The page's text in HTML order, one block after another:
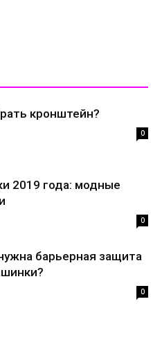
кронштейн?
0
2019 года: модные
0
барьерная защита
0